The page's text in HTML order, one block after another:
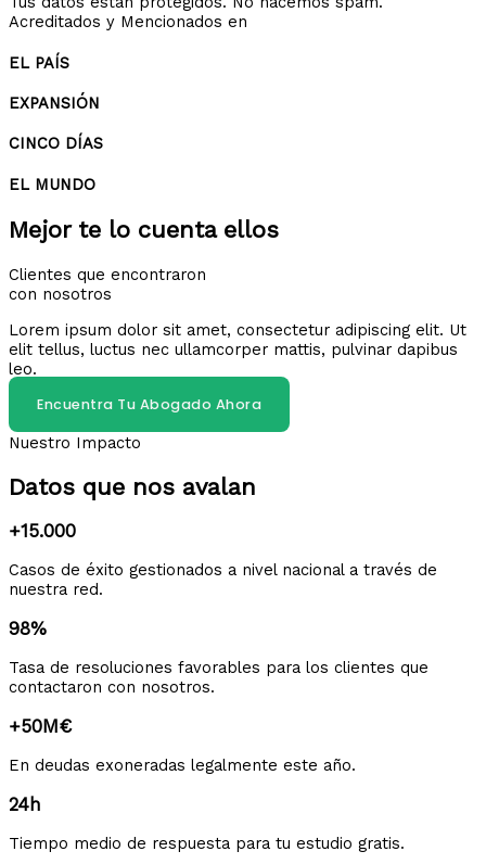
Acreditados y Mencionados en
EL PAÍS
EXPANSIÓN
CINCO DÍAS
EL MUNDO
Mejor te lo cuenta ellos
Clientes que encontraron
con nosotros
Lorem ipsum dolor sit amet, consectetur adipiscing elit. Ut
elit tellus, luctus nec ullamcorper mattis, pulvinar dapibus
leo.
Encuentra Tu Abogado Ahora
Nuestro Impacto
Datos que nos avalan
+15.000
Casos de éxito gestionados a nivel nacional a través de
nuestra red.
98%
Tasa de resoluciones favorables para los clientes que
contactaron con nosotros.
+50M€
En deudas exoneradas legalmente este año.
24h
Tiempo medio de respuesta para tu estudio gratis.